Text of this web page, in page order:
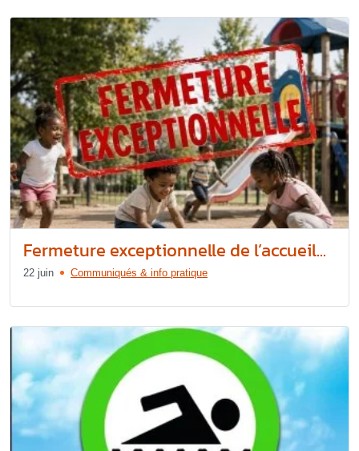
Fermeture exceptionnelle de l’accueil...
22 juin Communiqués & info pratique